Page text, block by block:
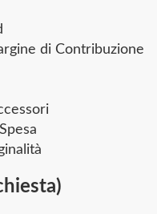
di Contribuzione